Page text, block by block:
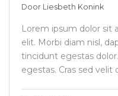
Door Liesbeth Konink
Lorem ipsum dolor sit
elit. Morbi diam nisl,
tincidunt egestas
egestas. Cras sed velit